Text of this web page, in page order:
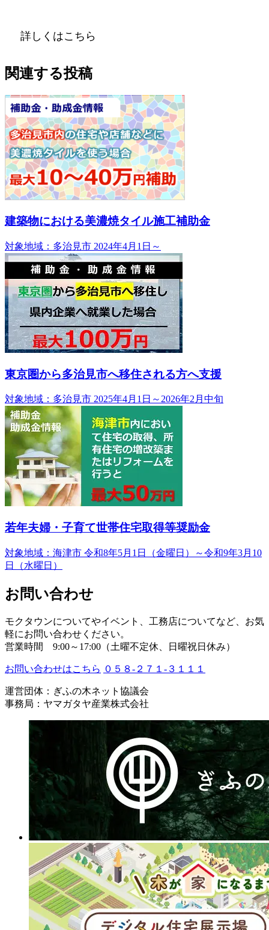
詳しくはこちら
関連する投稿
建築物における美濃焼タイル施工補助金
対象地域：多治見市 2024年4月1日～
東京圏から多治見市へ移住される方へ支援
対象地域：多治見市 2025年4月1日～2026年2月中旬
若年夫婦・子育て世帯住宅取得等奨励金
対象地域：海津市 令和8年5月1日（金曜日）～令和9年3月10
日（水曜日）
お問い合わせ
モクタウンについてやイベント、工務店についてなど、お気
軽にお問い合わせください。
営業時間 9:00～17:00（土曜不定休、日曜祝日休み）
お問い合わせはこちら ０５８-２７１-３１１１
運営団体：ぎふの木ネット協議会
事務局：ヤマガタヤ産業株式会社